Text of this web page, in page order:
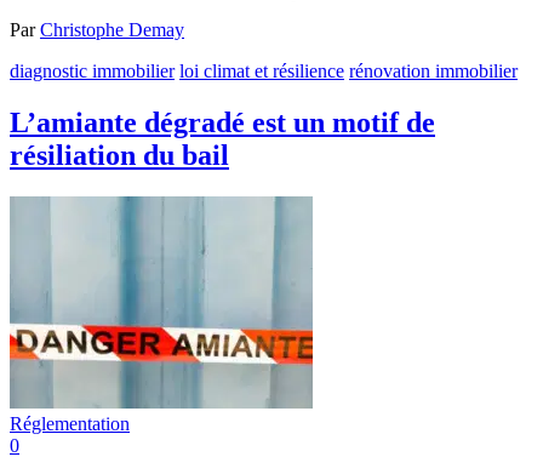
ParChristophe Demay
diagnostic immobilier loi climat et résilience rénovation immobilier
L’amiante dégradé est un motif de
résiliation du bail
Réglementation
0